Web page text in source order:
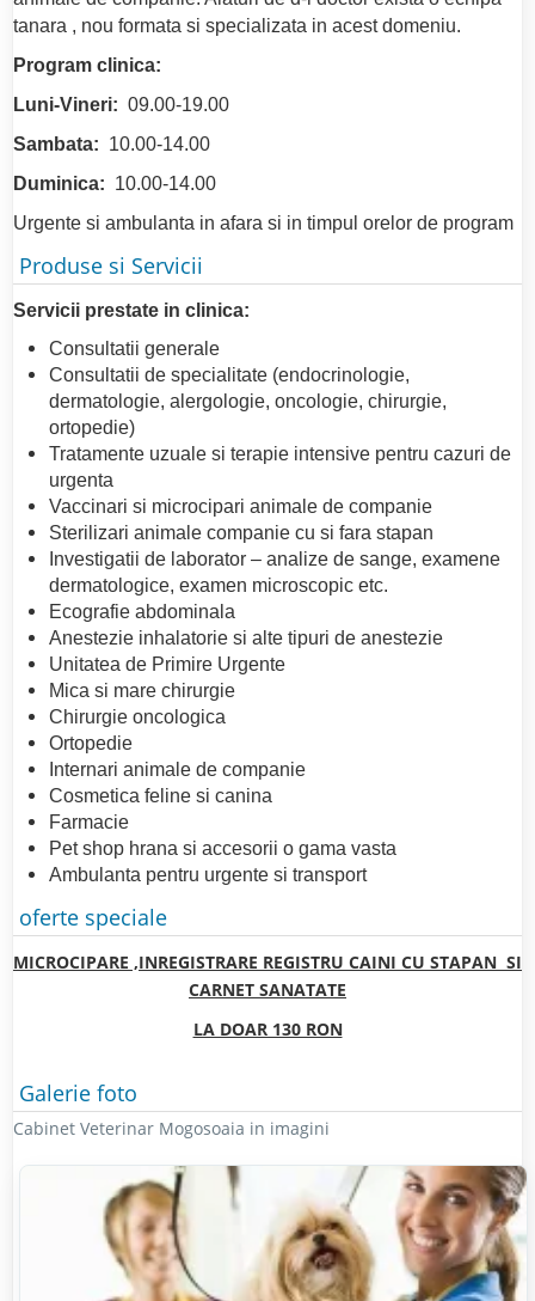
tanara , nou formata si specializata in acest domeniu.
Program clinica:
Luni-Vineri: 09.00-19.00
Sambata: 10.00-14.00
Duminica: 10.00-14.00
Urgente si ambulanta in afara si in timpul orelor de program
Produse si Servicii
Servicii prestate in clinica:
Consultatii generale
Consultatii de specialitate (endocrinologie,
dermatologie, alergologie, oncologie, chirurgie,
ortopedie)
Tratamente uzuale si terapie intensive pentru cazuri de
urgenta
Vaccinari si microcipari animale de companie
Sterilizari animale companie cu si fara stapan
Investigatii de laborator – analize de sange, examene
dermatologice, examen microscopic etc.
Ecografie abdominala
Anestezie inhalatorie si alte tipuri de anestezie
Unitatea de Primire Urgente
Mica si mare chirurgie
Chirurgie oncologica
Ortopedie
Internari animale de companie
Cosmetica feline si canina
Farmacie
Pet shop hrana si accesorii o gama vasta
Ambulanta pentru urgente si transport
oferte speciale
MICROCIPARE ,INREGISTRARE REGISTRU CAINI CU STAPAN SI
CARNET SANATATE
LA DOAR 130 RON
Galerie foto
Cabinet Veterinar Mogosoaia in imagini